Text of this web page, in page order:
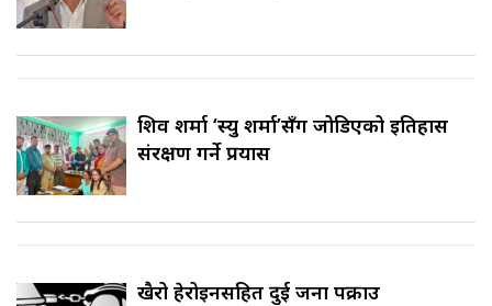
शिव शर्मा ‘स्यु शर्मा’सँग जोडिएको इतिहास
संरक्षण गर्ने प्रयास
खैरो हेरोइनसहित दुई जना पक्राउ